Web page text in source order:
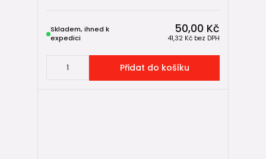
50,00 Kč
41,32 Kč bez DPH
Skladem, ihned k
expedici
Přidat do košíku